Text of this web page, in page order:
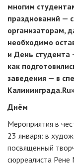
многим
празднований —
организаторам,
необходимо
и День студента
как
заведения — в
Днём
Мероприятия в
23 января: в
посвященный
сюрреалиста Рене